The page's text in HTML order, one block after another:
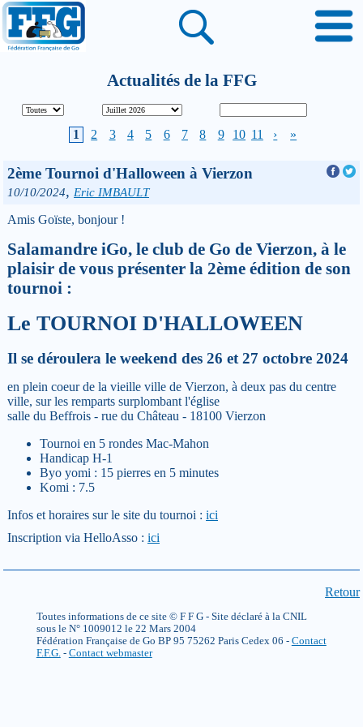
Actualités de la FFG
1 2 3 4 5 6 7 8 9 10 11 › »
2ème Tournoi d'Halloween à Vierzon
10/10/2024, Eric IMBAULT
Amis Goïste, bonjour !
Salamandre iGo, le club de Go de Vierzon, à le
plaisir de vous présenter la 2ème édition de son
tournoi :
Le TOURNOI D'HALLOWEEN
Il se déroulera le weekend des 26 et 27 octobre 2024
en plein coeur de la vieille ville de Vierzon, à deux pas du centre
ville, sur les remparts surplombant l'église
salle du Beffrois - rue du Château - 18100 Vierzon
Tournoi en 5 rondes Mac-Mahon
Handicap H-1
Byo yomi : 15 pierres en 5 minutes
Komi : 7.5
Infos et horaires sur le site du tournoi : ici
Inscription via HelloAsso : ici
Retour
Toutes informations de ce site © F F G - Site déclaré à la CNIL
sous le N° 1009012 le 22 Mars 2004
Fédération Française de Go BP 95 75262 Paris Cedex 06 - Contact
F.F.G.- Contact webmaster